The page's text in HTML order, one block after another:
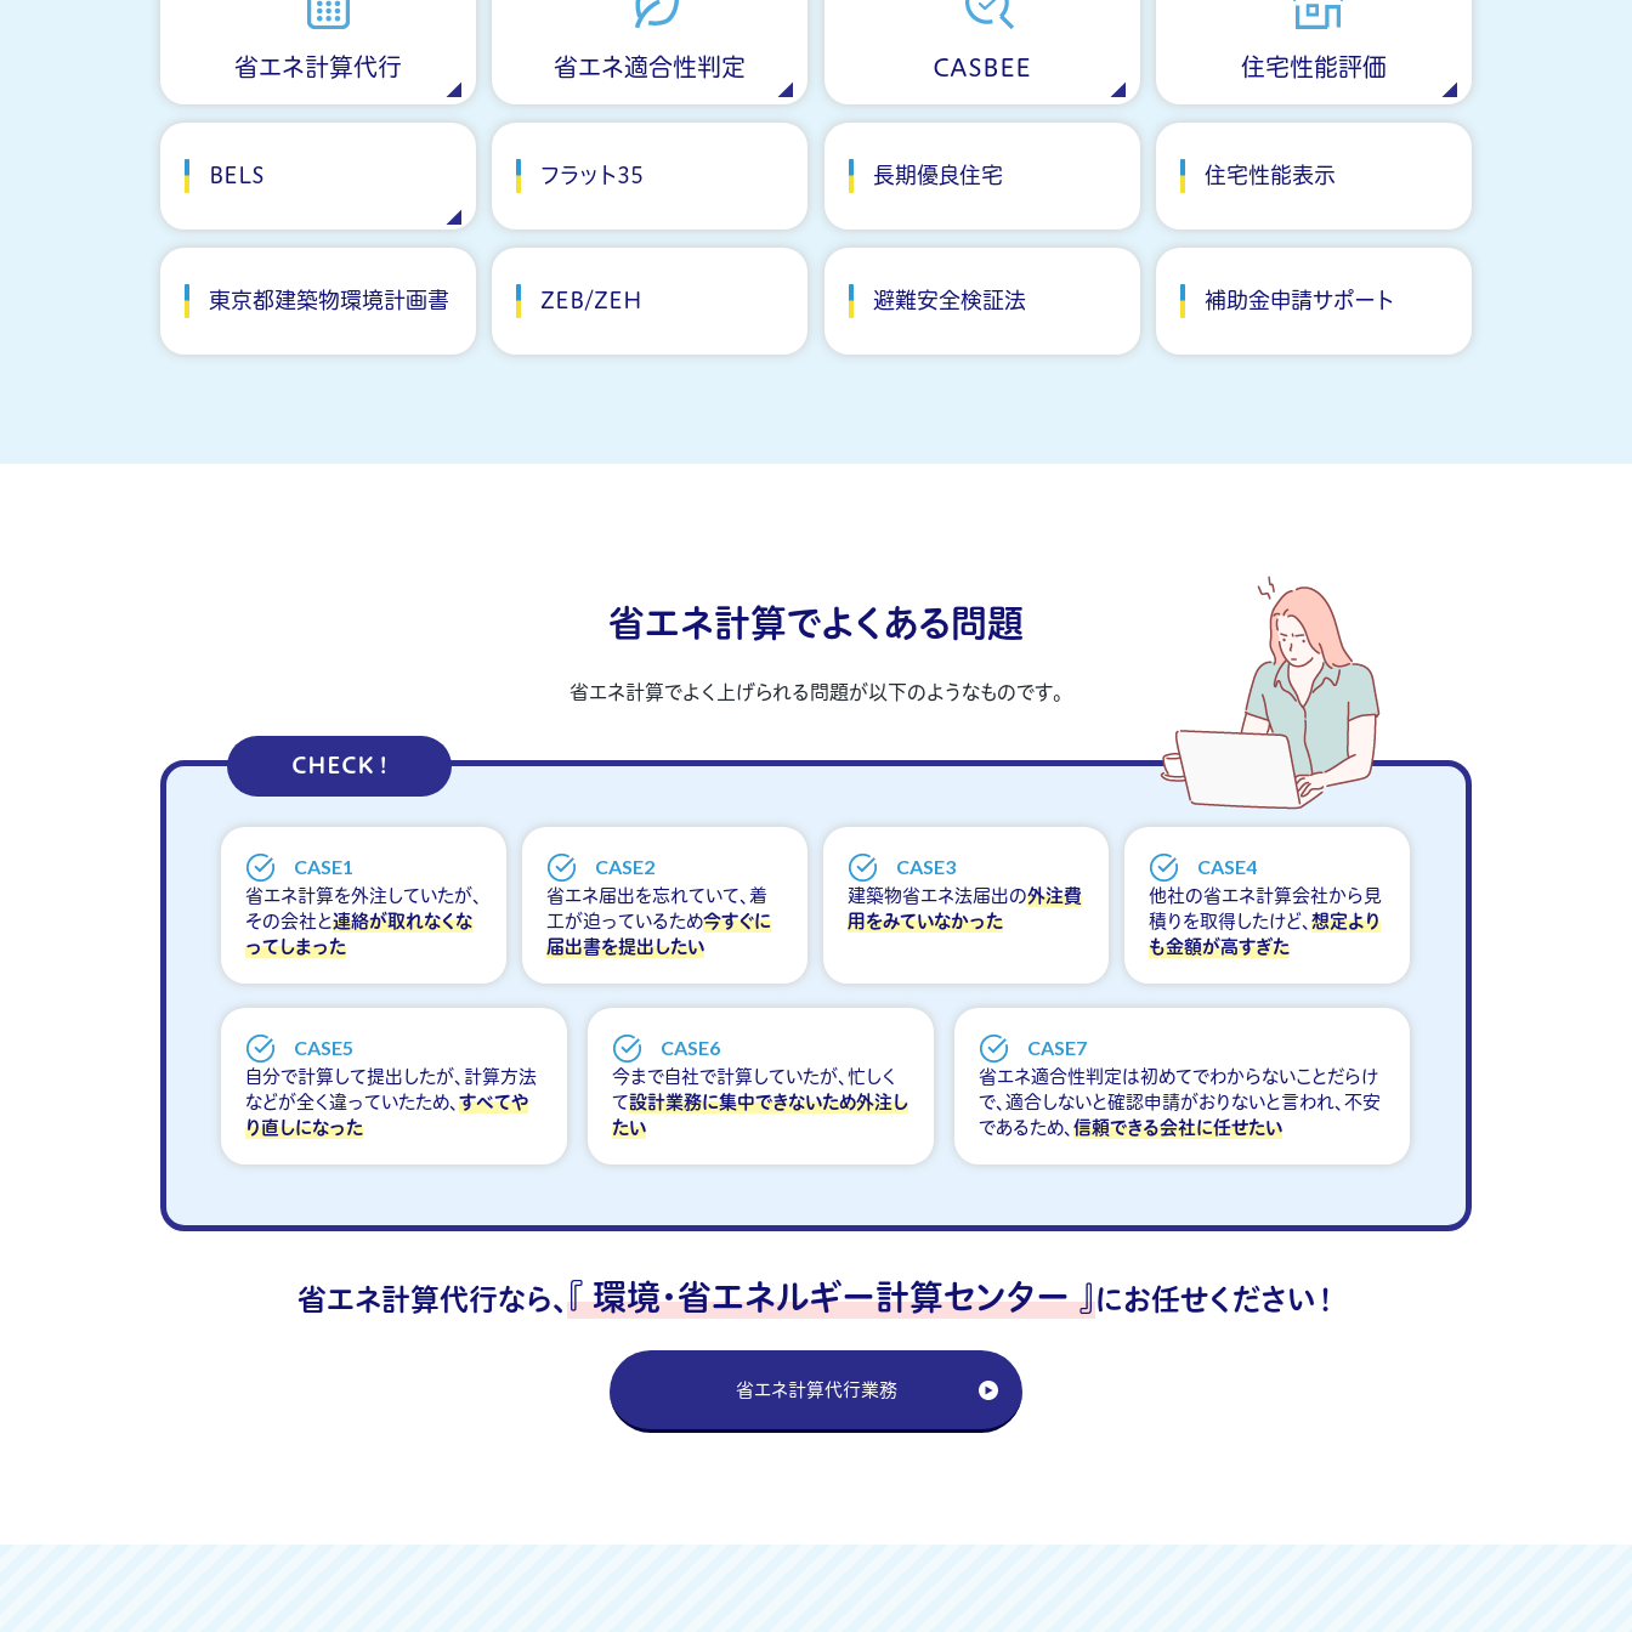
省エネ計算代行
BELS
東京都建築物環境計画書
省エネ適合性判定
フラット35
ZEB/ZEH
CASBEE
長期優良住宅
避難安全検証法
住宅性能評価
住宅性能表示
補助金申請サポート
省エネ計算でよくある問題
省エネ計算でよく上げられる問題が以下のようなものです。
CHECK !
CASE1
省エネ計算を外注していたが、
その会社と連絡が取れなくな
ってしまった
CASE2
省エネ届出を忘れていて、着
工が迫っているため今すぐに
届出書を提出したい
CASE3
建築物省エネ法届出の外注費
用をみていなかった
CASE4
他社の省エネ計算会社から見
積りを取得したけど、 想定より
も金額が高すぎた
CASE5
自分で計算して提出したが、計算方法
などが全く違っていたため、 すべてや
り直しになった
CASE6
今まで自社で計算していたが、忙しく
て設計業務に集中できないため外注し
たい
CASE7
省エネ適合性判定は初めてでわからないことだらけ
で、適合しないと確認申請がおりないと言われ、不安
であるため、 信頼できる会社に任せたい
省エネ計算代行なら、『 環境・省エネルギー計算センター 』にお任せください！
省エネ計算代行業務